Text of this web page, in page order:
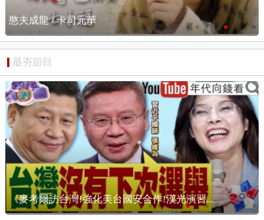
憨夫成龍 / 搶先看
最夯節目
!漢光演習... 【狠狠抖內幕】北市戒嚴？沈